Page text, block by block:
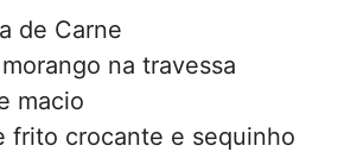
de Carne
na travessa
macio
frito crocante e sequinho